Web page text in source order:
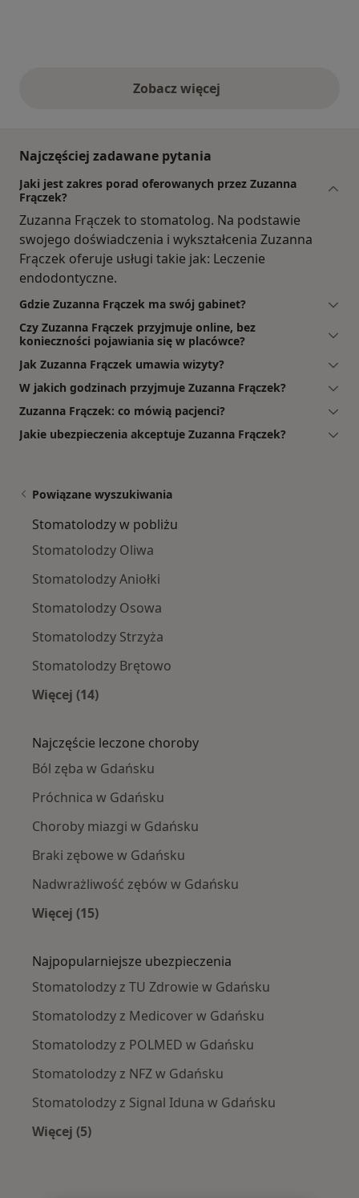
Zobacz więcejopinie powyżej
Najczęściej zadawane pytania
Jaki jest zakres porad oferowanych przez Zuzanna
Frączek?
Zuzanna Frączek to stomatolog. Na podstawie
swojego doświadczenia i wykształcenia Zuzanna
Frączek oferuje usługi takie jak: Leczenie
endodontyczne.
Gdzie Zuzanna Frączek ma swój gabinet?
Czy Zuzanna Frączek przyjmuje online, bez
konieczności pojawiania się w placówce?
Jak Zuzanna Frączek umawia wizyty?
W jakich godzinach przyjmuje Zuzanna Frączek?
Zuzanna Frączek: co mówią pacjenci?
Jakie ubezpieczenia akceptuje Zuzanna Frączek?
Powiązane wyszukiwania
Stomatolodzy w pobliżu
Stomatolodzy Oliwa
Stomatolodzy Aniołki
Stomatolodzy Osowa
Stomatolodzy Strzyża
Stomatolodzy Brętowo
Więcej (14)
Najczęście leczone choroby
Ból zęba w Gdańsku
Próchnica w Gdańsku
Choroby miazgi w Gdańsku
Braki zębowe w Gdańsku
Nadwrażliwość zębów w Gdańsku
Więcej (15)
Najpopularniejsze ubezpieczenia
Stomatolodzy z TU Zdrowie w Gdańsku
Stomatolodzy z Medicover w Gdańsku
Stomatolodzy z POLMED w Gdańsku
Stomatolodzy z NFZ w Gdańsku
Stomatolodzy z Signal Iduna w Gdańsku
Więcej (5)